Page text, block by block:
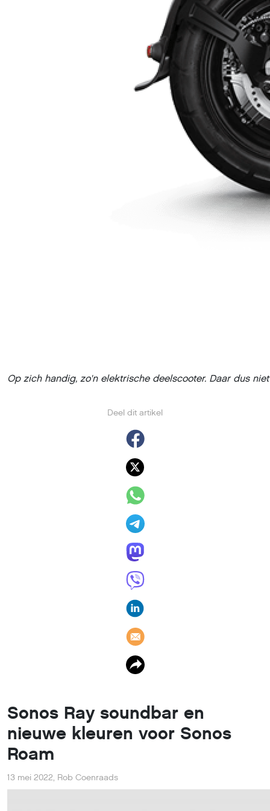
Deel dit artikel
Op zich handig, zo'n elektrische deelscooter. Daar dus niet
Sonos Ray soundbar en
nieuwe kleuren voor Sonos
Roam
13 mei 2022, Rob Coenraads